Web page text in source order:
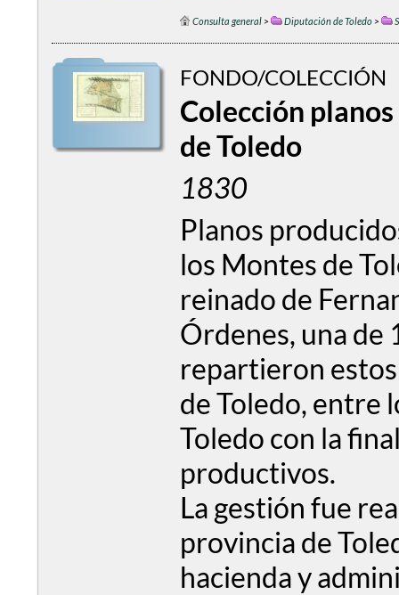
Consulta general> Diputación de Toledo>
FONDO/COLECCIÓN
Colección
de Toledo
1830
Planos
los Montes de
reinado de
Órdenes, una de
repartieron
de Toledo, entre
Toledo con la
productivos.
La gestión fue
provincia de
hacienda y